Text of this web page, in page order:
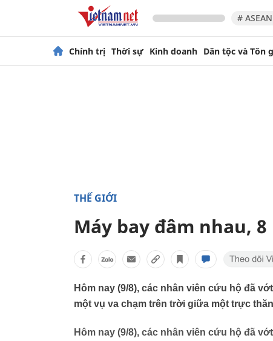
#
Chính trị Thời sự Kinh doanh Dân tộc và Tôn
THẾ GIỚI
Máy bay đâm nhau,
Hôm nay (9/8), các nhân viên cứu hộ đã
một vụ va chạm trên trời giữa một trực
Hôm nay (9/8), các nhân viên cứu hộ đã